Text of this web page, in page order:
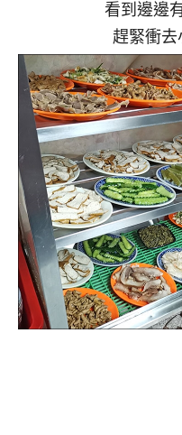
看到邊邊
趕緊衝